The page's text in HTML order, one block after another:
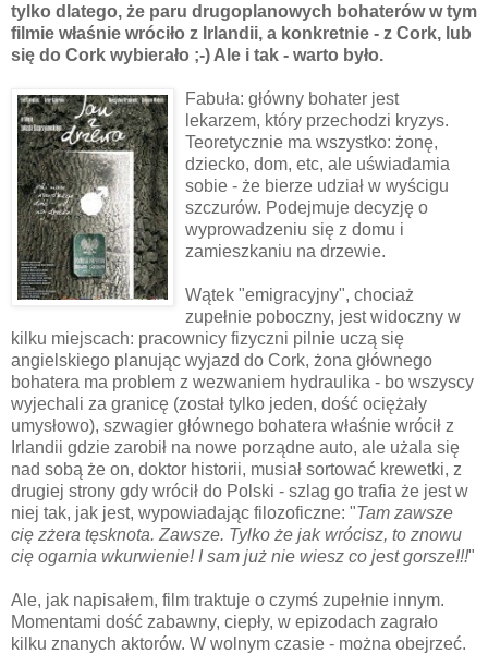
tylko dlatego, że paru drugoplanowych bohaterów w tym
filmie właśnie wróciło z Irlandii, a konkretnie - z Cork, lub
się do Cork wybierało ;-) Ale i tak - warto było.
Fabuła: główny bohater jest
lekarzem, który przechodzi kryzys.
Teoretycznie ma wszystko: żonę,
dziecko, dom, etc, ale uświadamia
sobie - że bierze udział w wyścigu
szczurów. Podejmuje decyzję o
wyprowadzeniu się z domu i
zamieszkaniu na drzewie.
Wątek "emigracyjny", chociaż
zupełnie poboczny, jest widoczny w
kilku miejscach: pracownicy fizyczni pilnie uczą się
angielskiego planując wyjazd do Cork, żona głównego
bohatera ma problem z wezwaniem hydraulika - bo wszyscy
wyjechali za granicę (został tylko jeden, dość ociężały
umysłowo), szwagier głównego bohatera właśnie wrócił z
Irlandii gdzie zarobił na nowe porządne auto, ale użala się
nad sobą że on, doktor historii, musiał sortować krewetki, z
drugiej strony gdy wrócił do Polski - szlag go trafia że jest w
niej tak, jak jest, wypowiadając filozoficzne: "Tam zawsze
cię zżera tęsknota. Zawsze. Tylko że jak wrócisz, to znowu
cię ogarnia wkurwienie! I sam już nie wiesz co jest gorsze!!!"
Ale, jak napisałem, film traktuje o czymś zupełnie innym.
Momentami dość zabawny, ciepły, w epizodach zagrało
kilku znanych aktorów. W wolnym czasie - można obejrzeć.